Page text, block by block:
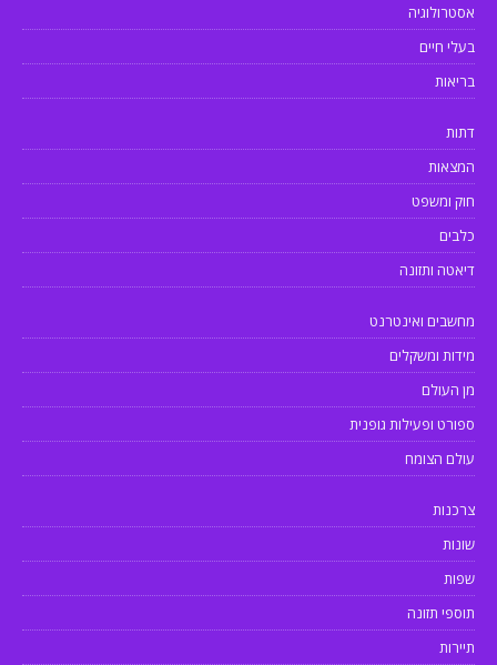
אסטרולוגיה
בעלי חיים
בריאות
דתות
המצאות
חוק ומשפט
כלבים
דיאטה ותזונה
מחשבים ואינטרנט
מידות ומשקלים
מן העולם
ספורט ופעילות גופנית
עולם הצומח
צרכנות
שונות
שפות
תוספי תזונה
תיירות